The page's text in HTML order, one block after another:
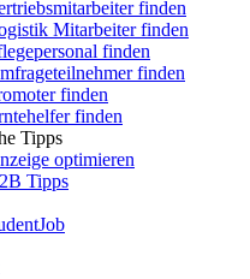
finden
Mitarbeiter finden
finden
finden
finden
finden
Tipps
optimieren
Tipps